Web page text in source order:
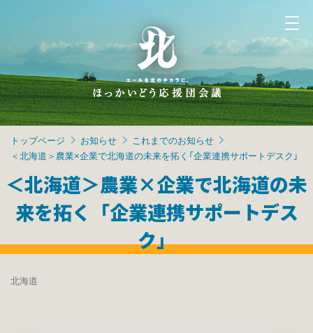
トップページ お知らせ
これまでのお知らせ
＜北海道＞農業×企業で北海道の未来を拓く「企業連携サポートデスク」
＜北海道＞農業×企業で北海道の未
来を拓く「企業連携サポートデス
ク」
北海道